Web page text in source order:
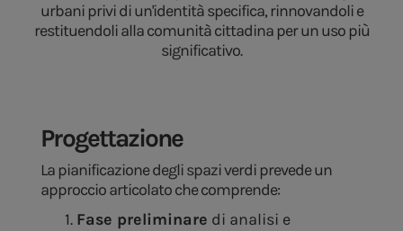
urbani privi di un'identità specifica, rinnovandoli e
restituendoli alla comunità cittadina per un uso più
significativo.
Progettazione
La pianificazione degli spazi verdi prevede un
approccio articolato che comprende:
Fase preliminare di analisi e